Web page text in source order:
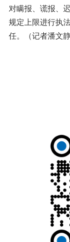
对瞒报、谎报、
规定上限进行执
任。（记者潘文静